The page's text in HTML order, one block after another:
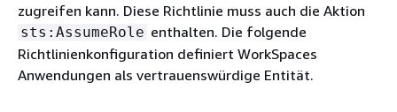
zugreifen kann. Diese Richtlinie muss auch die Aktion
sts:AssumeRole enthalten. Die folgende
Richtlinienkonfiguration definiert WorkSpaces
Anwendungen als vertrauenswürdige Entität.